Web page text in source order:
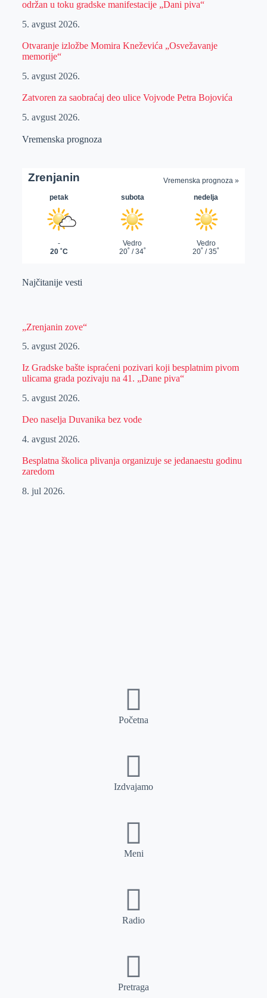
održan u toku gradske manifestacije „Dani piva“
5. avgust 2026.
Otvaranje izložbe Momira Kneževića „Osvežavanje
memorije“
5. avgust 2026.
Zatvoren za saobraćaj deo ulice Vojvode Petra Bojovića
5. avgust 2026.
Vremenska prognoza
Najčitanije vesti
„Zrenjanin zove“
5. avgust 2026.
Iz Gradske bašte ispraćeni pozivari koji besplatnim pivom
ulicama grada pozivaju na 41. „Dane piva“
5. avgust 2026.
Deo naselja Duvanika bez vode
4. avgust 2026.
Besplatna školica plivanja organizuje se jedanaestu godinu
zaredom
8. jul 2026.
Početna
Izdvajamo
Meni
Radio
Pretraga